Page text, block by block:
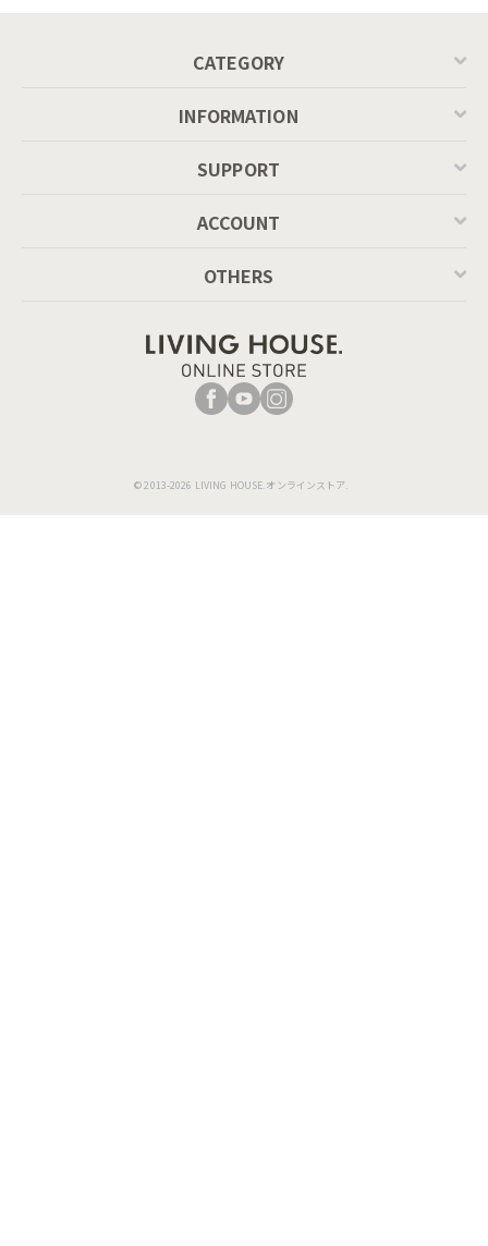
CATEGORY
INFORMATION
SUPPORT
ACCOUNT
OTHERS
© 2013-2026 LIVING HOUSE.オンラインストア.